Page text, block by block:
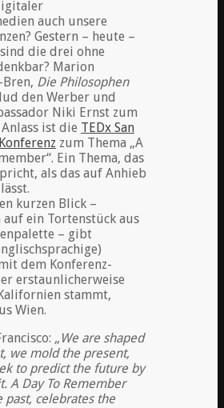
auch unsere
Gestern – heute –
die drei ohne
Marion
Die Philosophen
den Werber und
Niki Ernst zum
ist die TEDx San
zum Thema „A
Ein Thema, das
als das auf Anhieb
kurzen Blick –
auf ein Tortenstück aus
– gibt
dem Konferenz-
erstaunlicherweise
stammt,
Wien.
„We are shaped
we mold the present,
to predict the future by
A Day To Remember
past, celebrates the